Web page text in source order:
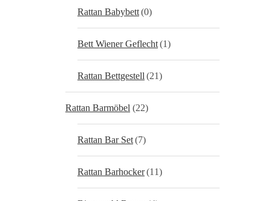
Rattan Babybett(0)
Bett Wiener Geflecht(1)
Rattan Bettgestell (21)
Rattan Barmöbel (22)
Rattan Bar Set(7)
Rattan Barhocker(11)